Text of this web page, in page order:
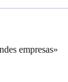
empresas»